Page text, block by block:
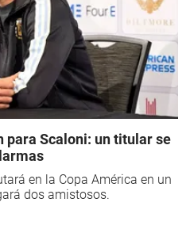
para Scaloni: un titular se
en la Copa América en un
dos amistosos.